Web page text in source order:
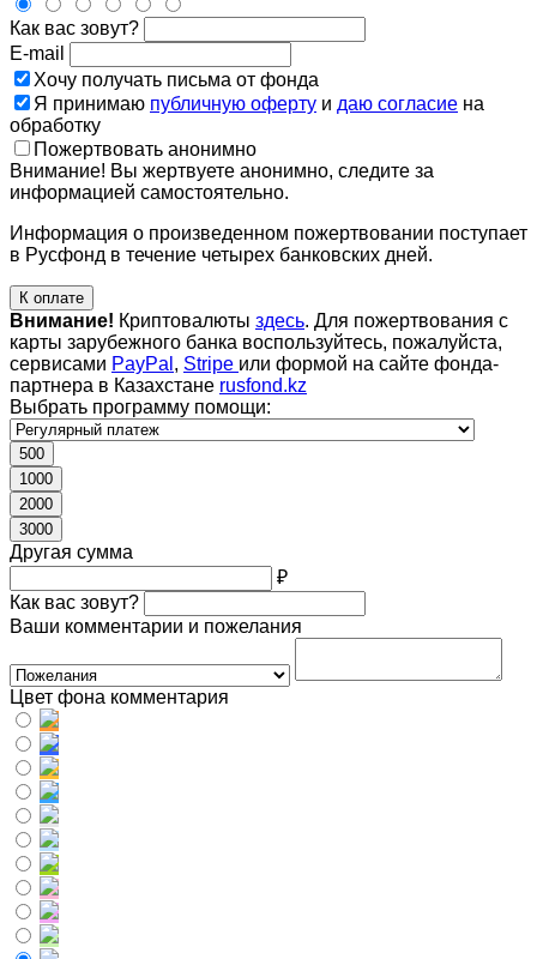
Как вас зовут?
E-mail
Хочу получать письма от фонда
Я принимаю публичную оферту и даю согласие на
обработку
Пожертвовать анонимно
Внимание! Вы жертвуете анонимно, следите за
информацией самостоятельно.
Информация о произведенном пожертвовании поступает
в Русфонд в течение четырех банковских дней.
К оплате
Внимание! Криптовалюты здесь. Для пожертвования с
карты зарубежного банка воспользуйтесь, пожалуйста,
сервисами PayPal , Stripe или формой на сайте фонда-
партнера в Казахстане rusfond.kz
Выбрать программу помощи:
500
1000
2000
3000
Другая сумма
₽
Как вас зовут?
Ваши комментарии и пожелания
Цвет фона комментария